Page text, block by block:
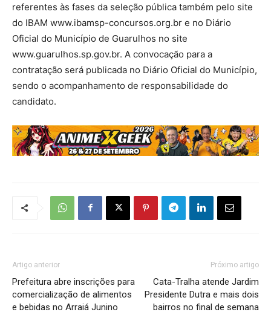
referentes às fases da seleção pública também pelo site
do IBAM www.ibamsp-concursos.org.br e no Diário
Oficial do Município de Guarulhos no site
www.guarulhos.sp.gov.br. A convocação para a
contratação será publicada no Diário Oficial do Município,
sendo o acompanhamento de responsabilidade do
candidato.
Artigo anterior
Prefeitura abre inscrições para
comercialização de alimentos
e bebidas no Arraiá Junino
Próximo artigo
Cata-Tralha atende Jardim
Presidente Dutra e mais dois
bairros no final de semana